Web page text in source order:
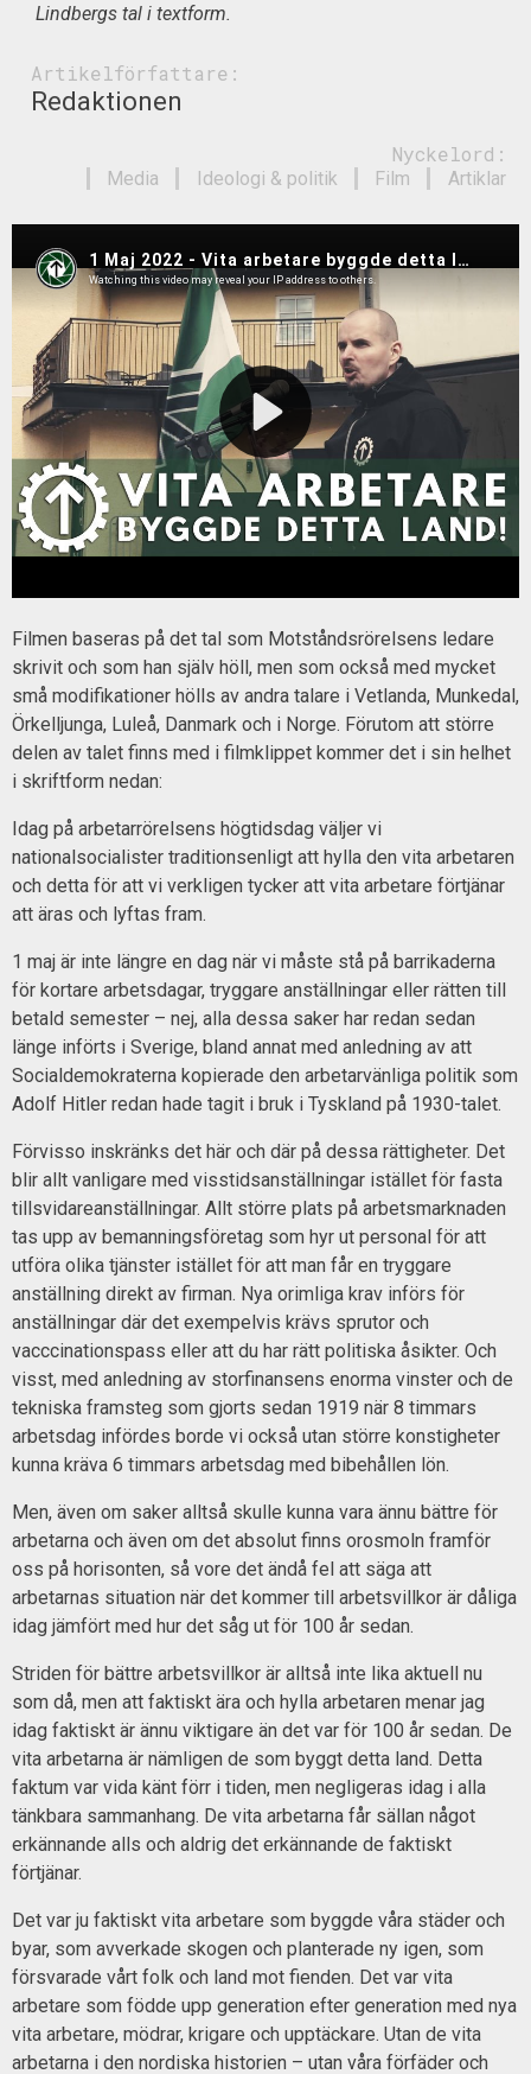
Lindbergs tal i textform.
Artikelförfattare:
Redaktionen
Nyckelord:
Artiklar
Film
Ideologi & politik
Media
Filmen baseras på det tal som Motståndsrörelsens ledare
skrivit och som han själv höll, men som också med mycket
små modifikationer hölls av andra talare i Vetlanda, Munkedal,
Örkelljunga, Luleå, Danmark och i Norge. Förutom att större
delen av talet finns med i filmklippet kommer det i sin helhet
i skriftform nedan:
Idag på arbetarrörelsens högtidsdag väljer vi
nationalsocialister traditionsenligt att hylla den vita arbetaren
och detta för att vi verkligen tycker att vita arbetare förtjänar
att äras och lyftas fram.
1 maj är inte längre en dag när vi måste stå på barrikaderna
för kortare arbetsdagar, tryggare anställningar eller rätten till
betald semester – nej, alla dessa saker har redan sedan
länge införts i Sverige, bland annat med anledning av att
Socialdemokraterna kopierade den arbetarvänliga politik som
Adolf Hitler redan hade tagit i bruk i Tyskland på 1930-talet.
Förvisso inskränks det här och där på dessa rättigheter. Det
blir allt vanligare med visstidsanställningar istället för fasta
tillsvidareanställningar. Allt större plats på arbetsmarknaden
tas upp av bemanningsföretag som hyr ut personal för att
utföra olika tjänster istället för att man får en tryggare
anställning direkt av firman. Nya orimliga krav införs för
anställningar där det exempelvis krävs sprutor och
vacccinationspass eller att du har rätt politiska åsikter. Och
visst, med anledning av storfinansens enorma vinster och de
tekniska framsteg som gjorts sedan 1919 när 8 timmars
arbetsdag infördes borde vi också utan större konstigheter
kunna kräva 6 timmars arbetsdag med bibehållen lön.
Men, även om saker alltså skulle kunna vara ännu bättre för
arbetarna och även om det absolut finns orosmoln framför
oss på horisonten, så vore det ändå fel att säga att
arbetarnas situation när det kommer till arbetsvillkor är dåliga
idag jämfört med hur det såg ut för 100 år sedan.
Striden för bättre arbetsvillkor är alltså inte lika aktuell nu
som då, men att faktiskt ära och hylla arbetaren menar jag
idag faktiskt är ännu viktigare än det var för 100 år sedan. De
vita arbetarna är nämligen de som byggt detta land. Detta
faktum var vida känt förr i tiden, men negligeras idag i alla
tänkbara sammanhang. De vita arbetarna får sällan något
erkännande alls och aldrig det erkännande de faktiskt
förtjänar.
Det var ju faktiskt vita arbetare som byggde våra städer och
byar, som avverkade skogen och planterade ny igen, som
försvarade vårt folk och land mot fienden. Det var vita
arbetare som födde upp generation efter generation med nya
vita arbetare, mödrar, krigare och upptäckare. Utan de vita
arbetarna i den nordiska historien – utan våra förfäder och